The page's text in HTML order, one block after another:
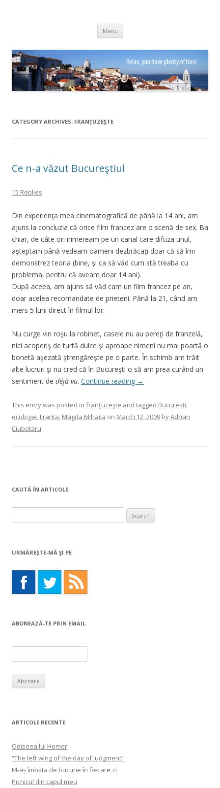
Menu Skip
content
CATEGORY ARCHIVES: FRANŢUZEŞTE
Ce n-a văzut Bucureştiul
15 Replies
Din experienţa mea cinematografică de până la 14 ani, am
ajuns la concluzia că orice film francez are o scenă de sex. Ba
chiar, de câte ori nimeream pe un canal care difuza unul,
aşteptam până vedeam oameni dezbrăcaţi doar că să îmi
demonstrez teoria (bine, şi ca să văd cum stă treaba cu
problema, pentru că aveam doar 14 ani).
După aceea, am ajuns să văd cam un film francez pe an,
doar acelea recomandate de prieteni. Până la 21, când am
mers 5 luni direct în filmul lor.
Nu curge vin roşu la robinet, casele nu au pereţi de franzelă,
nici acoperiş de turtă dulce şi aproape nimeni nu mai poartă o
bonetă aşezată ştrengăreşte pe o parte. În schimb am trăit
alte lucruri şi nu cred că în Bucureşti o să am prea curând un
sentiment de déjà vu. Continue reading →
This entry was posted in franţuzeşte and tagged Bucuresti,
ecologie, Franta, Magda Mihaila on March 12, 2009 byAdrian
Ciubotaru.
CAUTĂ ÎN ARTICOLE
for:
URMĂREŞTE-MĂ ŞI PE
ABONEAZĂ-TE PRIN EMAIL
ARTICOLE RECENTE
Odiseea lui Homer
“The left wing of the day of judgment”
M-aș îmbăta de bucurie în fiecare zi
Picnicul din capul meu